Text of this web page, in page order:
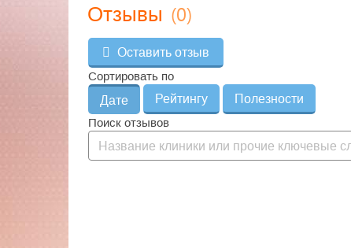
Отзывы (0)
Оставить отзыв
Сортировать по
Дате
Рейтингу
Полезности
Поиск отзывов